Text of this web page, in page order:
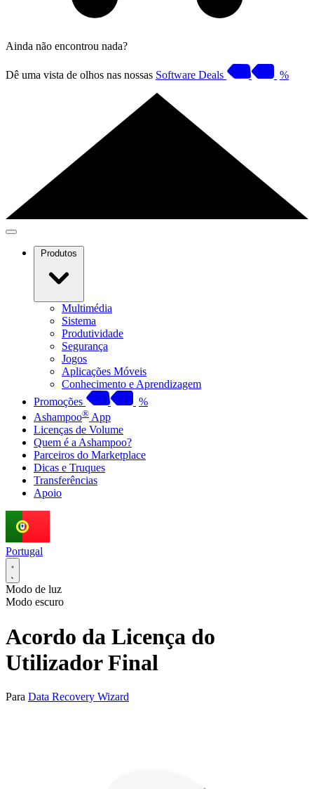
Ainda não encontrou nada?
Dê uma vista de olhos nas nossas Software Deals %
Produtos
Multimédia
Sistema
Produtividade
Segurança
Jogos
Aplicações Móveis
Conhecimento e Aprendizagem
Promoções
%
Ashampoo® App
Licenças de Volume
Quem é a Ashampoo?
Parceiros do Marketplace
Dicas e Truques
Transferências
Apoio
Portugal
Modo de luz
Modo escuro
Acordo da Licença do
Utilizador Final
Para Data Recovery Wizard